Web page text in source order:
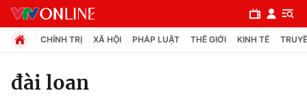
CHÍNH TRỊ XÃ HỘI PHÁP LUẬT THẾ GIỚI KINH TẾ
đài loan